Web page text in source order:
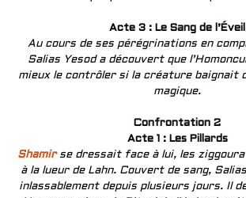
Acte 3 : Le Sang de l’Éveil
Au cours de ses pérégrinations en
Salias Yesod a découvert que
mieux le contrôler si la créature baignait
magique.
Confrontation 2
Acte 1 : Les Pillards
Shamirse dressait face à lui, les
à la lueur de Lahn. Couvert de sang,
inlassablement depuis plusieurs jours. Il